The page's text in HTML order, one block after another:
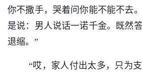
你不撒手，哭着问你能不能不去
是说：男人说话一诺千金。既然
退缩。”
“哎，家人付出太多，只为支